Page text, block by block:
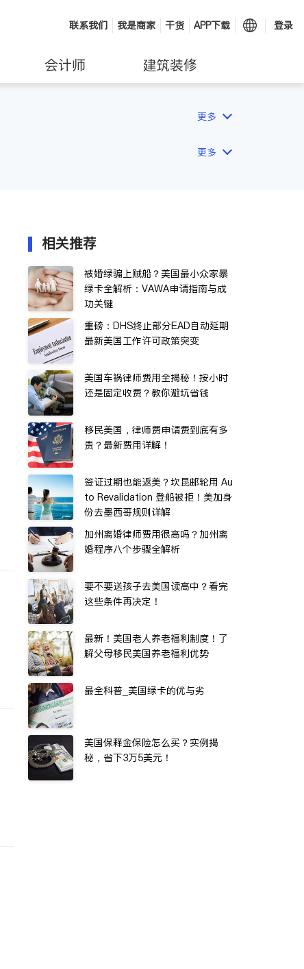
联系我们 我是商家 干货 APP下载 登录
会计师 建筑装修
更多
更多
相关推荐
被婚绿骗上贼船？美国最小众家暴
绿卡全解析：VAWA申请指南与成
功关键
重磅：DHS终止部分EAD自动延期
最新美国工作许可政策突变
美国车祸律师费用全揭秘！按小时
还是固定收费？教你避坑省钱
移民美国，律师费申请费到底有多
贵？最新费用详解！
签证过期也能返美？坎昆邮轮用 Au
to Revalidation 登船被拒！美加身
份去墨西哥规则详解
加州离婚律师费用很高吗？加州离
婚程序八个步骤全解析
要不要送孩子去美国读高中？看完
这些条件再决定！
最新！美国老人养老福利制度！了
解父母移民美国养老福利优势
最全科普_美国绿卡的优与劣
美国保释金保险怎么买？实例揭
秘，省下3万5美元！